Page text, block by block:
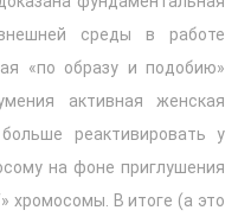
среды в работе
«по образу и подобию»
активная женская
реактивировать у
на фоне приглушения
хромосомы. В итоге (а это